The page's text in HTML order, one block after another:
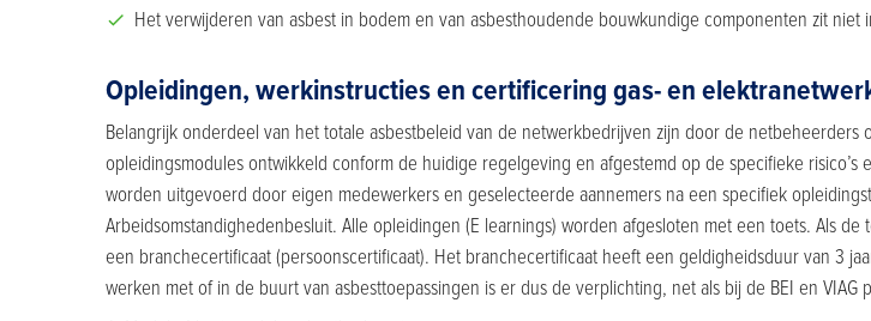
Het verwijderen van asbest in bodem en van asbesthoudende bouwkundige componenten zit
Opleidingen, werkinstructies en certificering gas- en
Belangrijk onderdeel van het totale asbestbeleid van de netwerkbedrijven zijn door de
opleidingsmodules ontwikkeld conform de huidige regelgeving en afgestemd op de specifieke
worden uitgevoerd door eigen medewerkers en geselecteerde aannemers na een specifiek
Arbeidsomstandighedenbesluit. Alle opleidingen (E learnings) worden afgesloten met een toets. Als
een branchecertificaat (persoonscertificaat). Het branchecertificaat heeft een geldigheidsduur van 3
werken met of in de buurt van asbesttoepassingen is er dus de verplichting, net als bij de BEI en